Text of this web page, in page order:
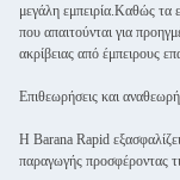
μεγάλη εμπειρία.Καθώς τα
που απαιτούνται για
ακρίβειας από έμπειρους
Επιθεωρήσεις και
Η Barana Rapid
παραγωγής προσφέροντας